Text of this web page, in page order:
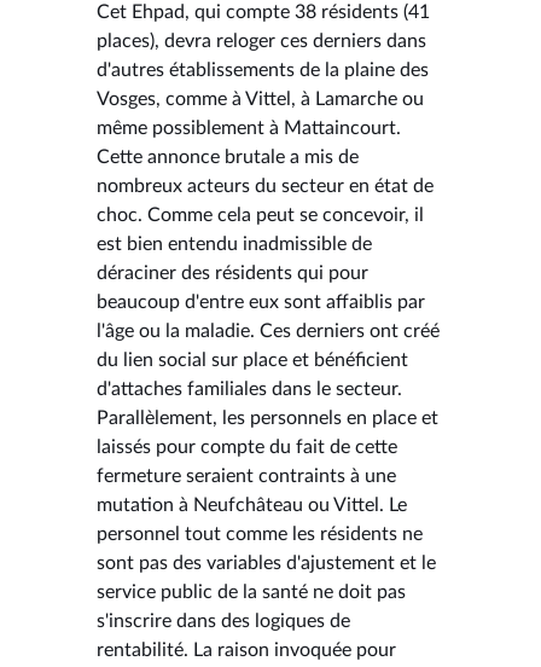
Cet Ehpad, qui compte 38 résidents (41
places), devra reloger ces derniers dans
d'autres établissements de la plaine des
Vosges, comme à Vittel, à Lamarche ou
même possiblement à Mattaincourt.
Cette annonce brutale a mis de
nombreux acteurs du secteur en état de
choc. Comme cela peut se concevoir, il
est bien entendu inadmissible de
déraciner des résidents qui pour
beaucoup d'entre eux sont affaiblis par
l'âge ou la maladie. Ces derniers ont créé
du lien social sur place et bénéficient
d'attaches familiales dans le secteur.
Parallèlement, les personnels en place et
laissés pour compte du fait de cette
fermeture seraient contraints à une
mutation à Neufchâteau ou Vittel. Le
personnel tout comme les résidents ne
sont pas des variables d'ajustement et le
service public de la santé ne doit pas
s'inscrire dans des logiques de
rentabilité. La raison invoquée pour